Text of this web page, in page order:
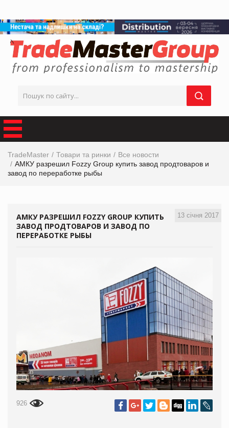
TradeMaster Товари та ринки
Все новости
АМКУ разрешил Fozzy Group купить завод продтоваров и
завод по переработке рыбы
13 січня 2017
АМКУ РАЗРЕШИЛ FOZZY GROUP КУПИТЬ
ЗАВОД ПРОДТОВАРОВ И ЗАВОД ПО
ПЕРЕРАБОТКЕ РЫБЫ
926